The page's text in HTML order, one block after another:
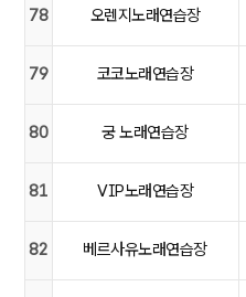
78 오렌지노래연습장
79 코코노래연습장
80 궁 노래연습장
81 VIP노래연습장
82 베르사유노래연습장